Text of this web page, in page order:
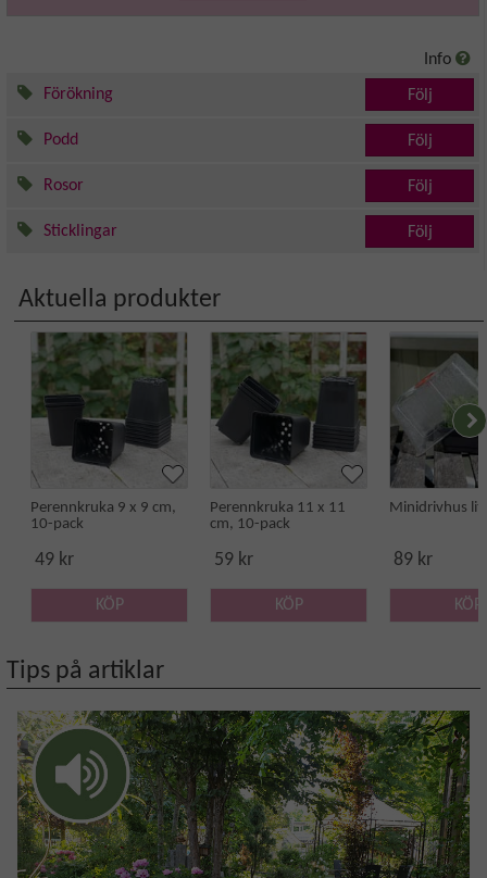
Info
Förökning
Följ
Podd Följ
Rosor Följ
Sticklingar Följ
Aktuella produkter
Perennkruka 9 x 9 cm,
10-pack
49 kr
KÖP
Perennkruka 11 x 11
cm, 10-pack
59 kr
KÖP
Minidrivhus
89 kr
KÖP
Tips på artiklar